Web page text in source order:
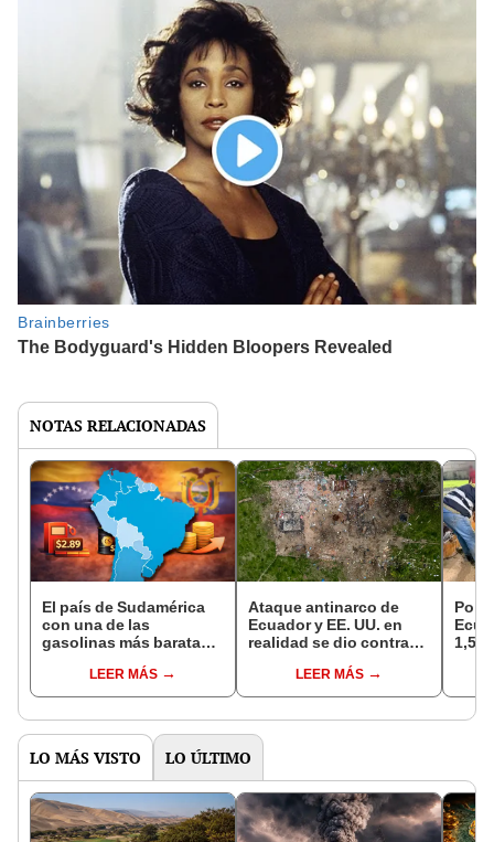
NOTAS RELACIONADAS
El país de Sudamérica
con una de las
gasolinas más baratas
Venezuela, pese a la
guerra en Medio Oriente
LEER MÁS
Ataque antinarco de
Ecuador y EE. UU. en
realidad se dio contra
según The New York
Times
LEER MÁS
1,5
LO MÁS VISTO LO ÚLTIMO